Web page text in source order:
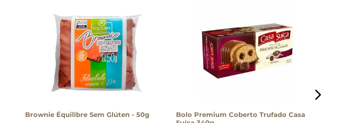
Brownie Équilibre Sem Glúten - 50g
Bolo Premium Coberto Trufado Casa